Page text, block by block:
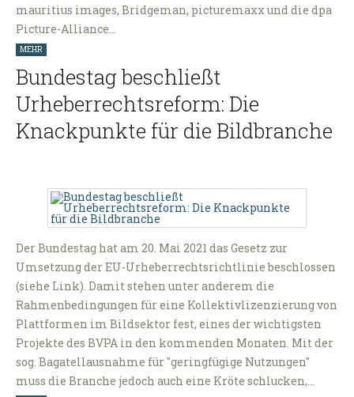
mauritius images, Bridgeman, picturemaxx und die dpa
Picture-Alliance…
MEHR
Bundestag beschließt
Urheberrechtsreform: Die
Knackpunkte für die Bildbranche
Der Bundestag hat am 20. Mai 2021 das Gesetz zur
Umsetzung der EU-Urheberrechtsrichtlinie beschlossen
(siehe Link). Damit stehen unter anderem die
Rahmenbedingungen für eine Kollektivlizenzierung von
Plattformen im Bildsektor fest, eines der wichtigsten
Projekte des BVPA in den kommenden Monaten. Mit der
sog. Bagatellausnahme für "geringfügige Nutzungen"
muss die Branche jedoch auch eine Kröte schlucken,…